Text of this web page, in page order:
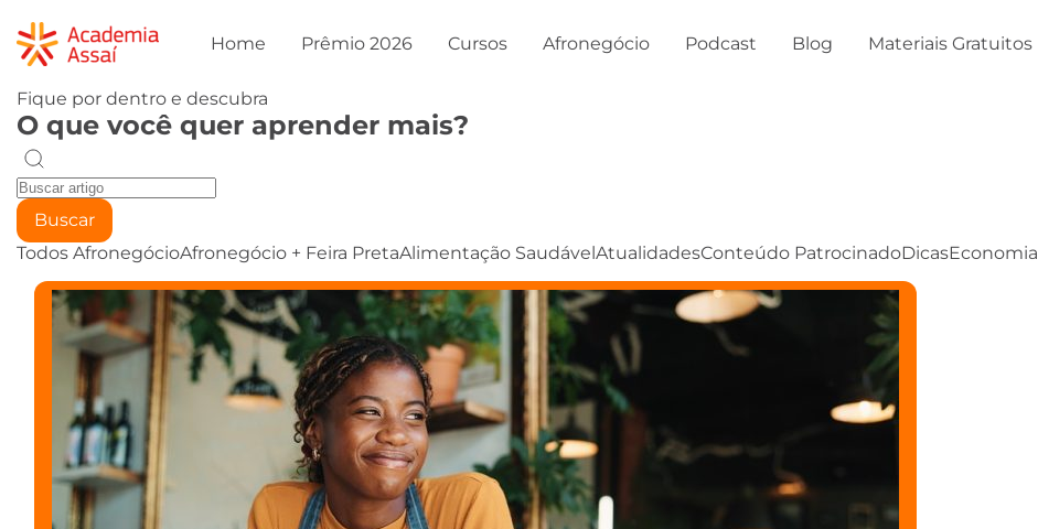
Home Prêmio 2026 Cursos Afronegócio Podcast Blog Materiais Gratuitos
Fique por dentro e descubra
O que você quer aprender mais?
Buscar
Todos AfronegócioAfronegócio + Feira PretaAlimentação SaudávelAtualidadesConteúdo PatrocinadoDicasEconomia